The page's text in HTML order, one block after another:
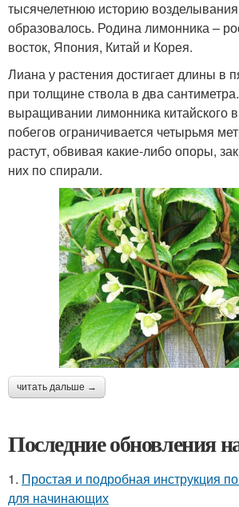
тысячелетнюю историю
образовалось. Родина лимонника –
восток, Япония, Китай и Корея.
Лиана у растения достигает длины в
при толщине ствола в два
выращивании лимонника китайского
побегов ограничивается четырьмя
растут, обвивая какие-либо опоры,
них по спирали.
читать дальше →
Последние обновления
1. Простая и подробная инструкция
для начинающих